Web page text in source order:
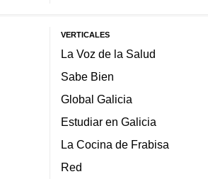
VERTICALES
La Voz de la Salud
Sabe Bien
Global Galicia
Estudiar en Galicia
La Cocina de Frabisa
Red